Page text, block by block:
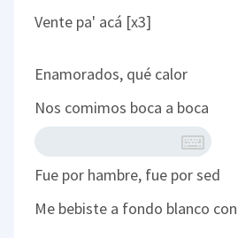
Vente pa' acá [x3]
Enamorados, qué calor
Nos comimos boca a boca
Fue por hambre, fue por sed
Me bebiste a fondo blanco